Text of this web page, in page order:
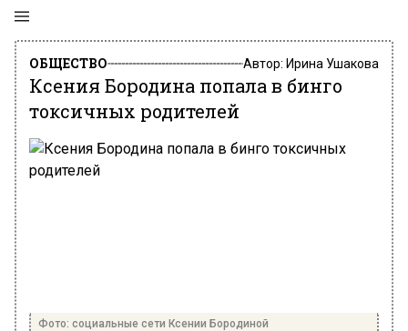
ОБЩЕСТВО Автор: Ирина Ушакова
Ксения Бородина попала в бинго
токсичных родителей
Фото: социальные сети Ксении Бородиной